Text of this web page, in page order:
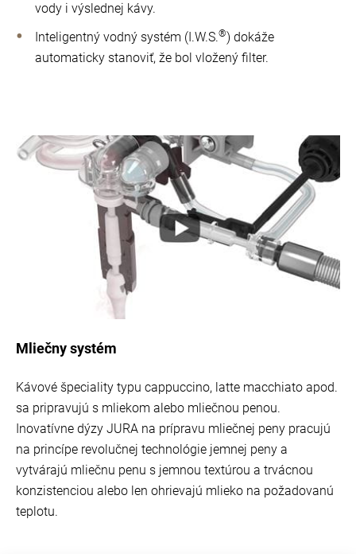
vody i výslednej kávy.
Inteligentný vodný systém (I.W.S.®) dokáže
automaticky stanoviť, že bol vložený filter.
Mliečny systém
Kávové špeciality typu cappuccino, latte macchiato apod.
sa pripravujú s mliekom alebo mliečnou penou.
Inovatívne dýzy JURA na prípravu mliečnej peny pracujú
na princípe revolučnej technológie jemnej peny a
vytvárajú mliečnu penu s jemnou textúrou a trvácnou
konzistenciou alebo len ohrievajú mlieko na požadovanú
teplotu.